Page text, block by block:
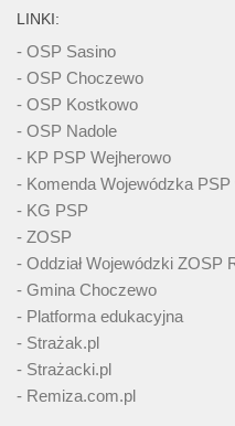
LINKI:
- OSP Sasino
- OSP Choczewo
- OSP Kostkowo
- OSP Nadole
- KP PSP Wejherowo
- Komenda Wojewódzka
- KG PSP
- ZOSP
- Oddział Wojewódzki ZOSP
- Gmina Choczewo
- Platforma edukacyjna
- Strażak.pl
- Strażacki.pl
- Remiza.com.pl